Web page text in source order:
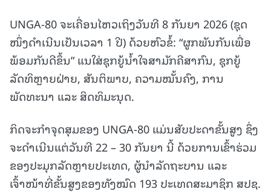
UNGA-80 ຈະເຄື່ອນໄຫວເຖິງວັນທີ 8 ກັນຍາ 2026 (ຊຸດ
ໜຶ່ງດຳເນີນເປັນເວລາ 1 ປີ) ດ້ວຍຫົວຂໍ້: “ຜູກພັນກັນເພື່ອ
ພ້ອມກັນດີຂຶ້ນ” ແນໃສ່ຊຸກຍູ້ນ້ຳໃຈສາມັກຄີສາກົນ, ຊຸກຍູ້
ລັດທິຫຼາຍຝ່າຍ, ສັນຕິພາບ, ຄວາມໝັ້ນຄົງ, ການ
ພັດທະນາ ແລະ ສິດທິມະນຸດ.
ກິດຈະກຳຈຸດສຸມຂອງ UNGA-80 ແມ່ນສັບປະດາຂັ້ນສູງ ຊຶ່ງ
ຈະດຳເນີນແຕ່ວັນທີ 22 – 30 ກັນຍາ ນີ້ ດ້ວຍການເຂົ້າຮ່ວມ
ຂອງປະມຸກລັດຫຼາຍປະເທດ, ຜູ້ນຳລັດຖະບານ ແລະ
ເຈົ້າໜ້າທີ່ຂັ້ນສູງຂອງທັງໝົດ 193 ປະເທດສະມາຊິກ ສປຊ.